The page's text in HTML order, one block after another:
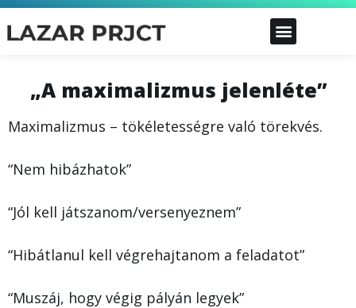
„A maximalizmus jelenléte”
Maximalizmus – tökéletességre való törekvés.
“Nem hibázhatok”
“Jól kell játszanom/versenyeznem”
“Hibátlanul kell végrehajtanom a feladatot”
“Muszáj, hogy végig pályán legyek”